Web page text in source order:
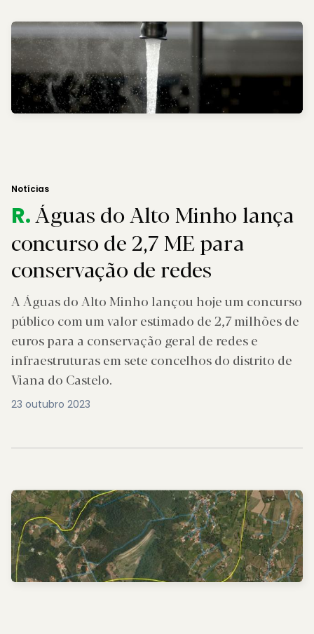
Notícias
R.Águas do Alto Minho lança
concurso de 2,7 ME para
conservação de redes
A Águas do Alto Minho lançou hoje um concurso
público com um valor estimado de 2,7 milhões de
euros para a conservação geral de redes e
infraestruturas em sete concelhos do distrito de
Viana do Castelo.
23 outubro 2023